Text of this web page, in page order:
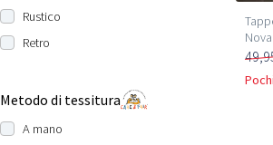
Rustico
Retro
Metodo di tessitura
A mano